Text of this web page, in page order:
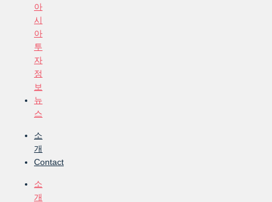
아
시
아
투
자
정
보
뉴
스
소
개
Contact
소
개